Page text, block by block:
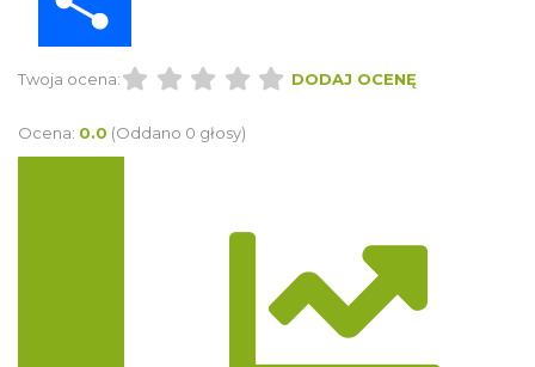
Twoja ocena: DODAJ OCENĘ
Ocena: 0.0 (Oddano 0 głosy)
Trasa